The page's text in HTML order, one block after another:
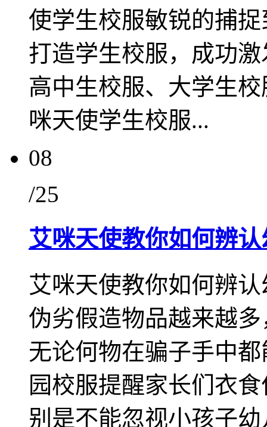
使学生校服敏锐的捕
打造学生校服，成功
高中生校服、大学生
咪天使学生校服...
08
/25
艾咪天使教你如何辨
艾咪天使教你如何辨
伪劣假造物品越来越
无论何物在骗子手中
园校服提醒家长们衣
别是不能忽视小孩子